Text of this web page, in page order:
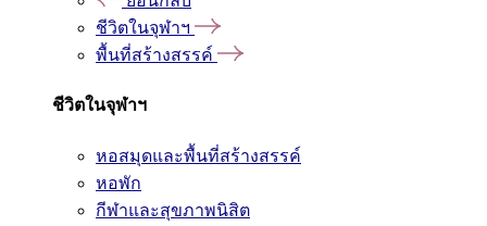
ชีวิตในจุฬาฯ
พื้นที่สร้างสรรค์
ชีวิตในจุฬาฯ
หอสมุดและพื้นที่สร้างสรรค์
หอพัก
กีฬาและสุขภาพนิสิต